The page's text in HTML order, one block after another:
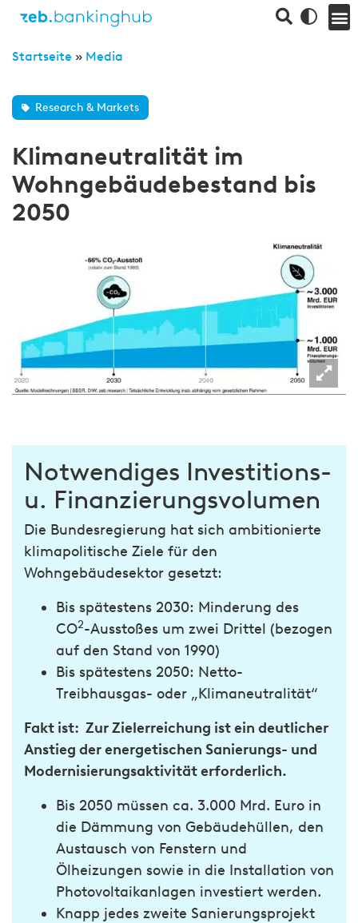
Startseite » Media
Research & Markets
Klimaneutralität im
Wohngebäudebestand bis
2050
Notwendiges Investitions-
u. Finanzierungsvolumen
Die Bundesregierung hat sich ambitionierte
klimapolitische Ziele für den
Wohngebäudesektor gesetzt:
Bis spätestens 2030: Minderung des
CO2-Ausstoßes um zwei Drittel (bezogen
auf den Stand von 1990)
Bis spätestens 2050: Netto-
Treibhausgas- oder „Klimaneutralität“
Fakt ist: Zur Zielerreichung ist ein deutlicher
Anstieg der energetischen Sanierungs- und
Modernisierungsaktivität erforderlich.
Bis 2050 müssen ca. 3.000 Mrd. Euro in
die Dämmung von Gebäudehüllen, den
Austausch von Fenstern und
Ölheizungen sowie in die Installation von
Photovoltaikanlagen investiert werden.
Knapp jedes zweite Sanierungsprojekt